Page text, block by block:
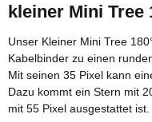
kleiner Mini Tree
Unser Kleiner Mini Tree
Kabelbinder zu einen
Mit seinen 35 Pixel kann
Dazu kommt ein Stern mit
mit 55 Pixel ausgestattet ist.